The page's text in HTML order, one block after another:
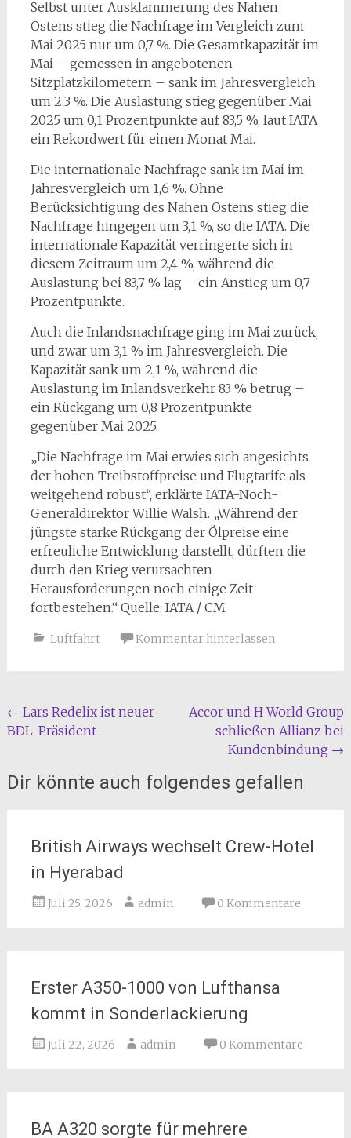
Selbst unter Ausklammerung des Nahen
Ostens stieg die Nachfrage im Vergleich zum
Mai 2025 nur um 0,7 %. Die Gesamtkapazität im
Mai – gemessen in angebotenen
Sitzplatzkilometern – sank im Jahresvergleich
um 2,3 %. Die Auslastung stieg gegenüber Mai
2025 um 0,1 Prozentpunkte auf 83,5 %, laut IATA
ein Rekordwert für einen Monat Mai.
Die internationale Nachfrage sank im Mai im
Jahresvergleich um 1,6 %. Ohne
Berücksichtigung des Nahen Ostens stieg die
Nachfrage hingegen um 3,1 %, so die IATA. Die
internationale Kapazität verringerte sich in
diesem Zeitraum um 2,4 %, während die
Auslastung bei 83,7 % lag – ein Anstieg um 0,7
Prozentpunkte.
Auch die Inlandsnachfrage ging im Mai zurück,
und zwar um 3,1 % im Jahresvergleich. Die
Kapazität sank um 2,1 %, während die
Auslastung im Inlandsverkehr 83 % betrug –
ein Rückgang um 0,8 Prozentpunkte
gegenüber Mai 2025.
„Die Nachfrage im Mai erwies sich angesichts
der hohen Treibstoffpreise und Flugtarife als
weitgehend robust“, erklärte IATA-Noch-
Generaldirektor Willie Walsh. „Während der
jüngste starke Rückgang der Ölpreise eine
erfreuliche Entwicklung darstellt, dürften die
durch den Krieg verursachten
Herausforderungen noch einige Zeit
fortbestehen.“ Quelle: IATA / CM
Luftfahrt Kommentar hinterlassen
Beitragsnavigation
← Lars Redelix ist neuer
BDL-Präsident
Accor und H World Group
schließen Allianz bei
Kundenbindung →
Dir könnte auch folgendes gefallen
British Airways wechselt Crew-Hotel
in Hyerabad
Juli 25, 2026 admin 0 Kommentare
Erster A350-1000 von Lufthansa
kommt in Sonderlackierung
Juli 22, 2026 admin 0 Kommentare
BA A320 sorgte für mehrere